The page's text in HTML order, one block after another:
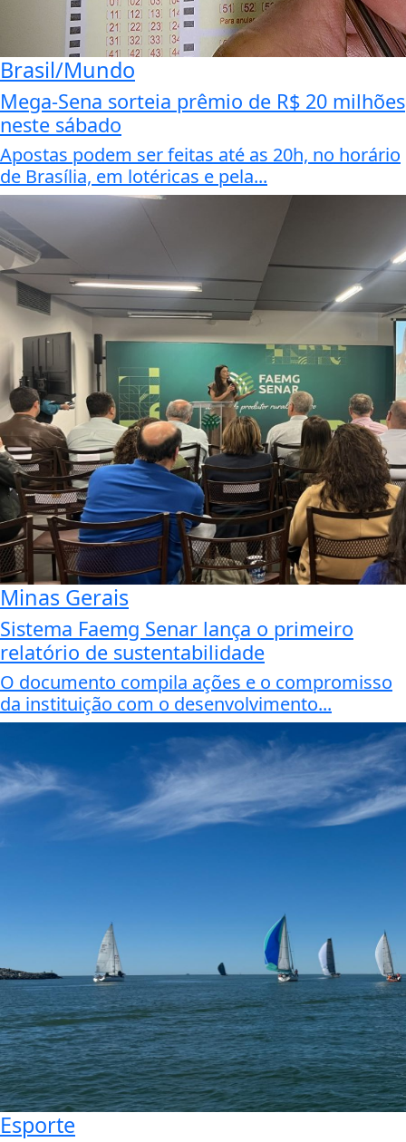
Brasil/Mundo
Mega-Sena sorteia prêmio de R$ 20 milhões
neste sábado
Apostas podem ser feitas até as 20h, no horário
de Brasília, em lotéricas e pela...
Minas Gerais
Sistema Faemg Senar lança o primeiro
relatório de sustentabilidade
O documento compila ações e o compromisso
da instituição com o desenvolvimento...
Esporte